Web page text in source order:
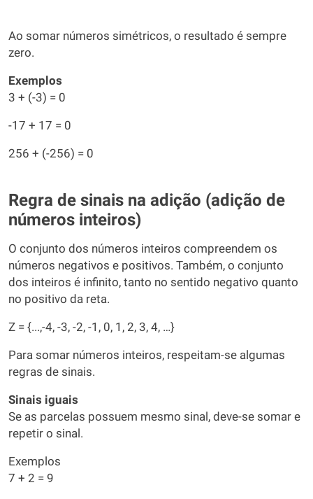
Ao somar números simétricos, o resultado é sempre
zero.
Exemplos
3 + (-3) = 0
-17 + 17 = 0
256 + (-256) = 0
Regra de sinais na adição (adição de
números inteiros)
O conjunto dos números inteiros compreendem os
números negativos e positivos. Também, o conjunto
dos inteiros é infinito, tanto no sentido negativo quanto
no positivo da reta.
Z = {...,-4, -3, -2, -1, 0, 1, 2, 3, 4, …}
Para somar números inteiros, respeitam-se algumas
regras de sinais.
Sinais iguais
Se as parcelas possuem mesmo sinal, deve-se somar e
repetir o sinal.
Exemplos
7 + 2 = 9